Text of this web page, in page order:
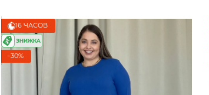
16 ЧАСОВ
−30%